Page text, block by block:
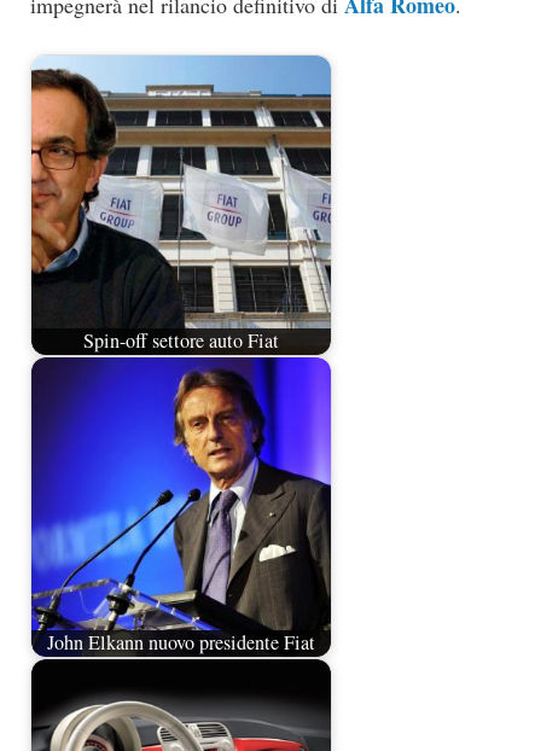
Spin-off settore auto Fiat
John Elkann nuovo presidente Fiat